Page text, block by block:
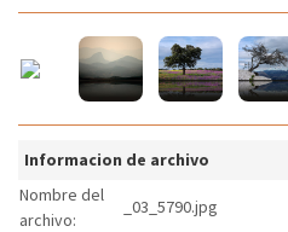
Informacion de archivo
Nombre del
archivo:
_03_5790.jpg